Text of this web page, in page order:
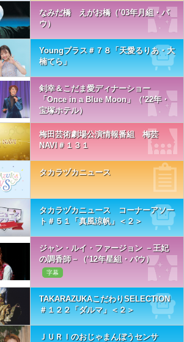
なみだ橋 えがお橋（’03年月組・バ
ウ）
Youngプラス＃７８「天愛るりあ・大
楠てら」
剣幸＆こだま愛ディナーショー
「Once in a Blue Moon」（’22年・
宝塚ホテル）
梅田芸術劇場公演情報番組 梅芸
NAVI＃１３１
タカラヅカニュース
タカラヅカニュース コーナーアソー
ト＃５１「真風涼帆」＜２＞
ジャン・ルイ・ファージョン －王妃
の調香師－（’12年星組・バウ）
字幕
TAKARAZUKAこだわりSELECTION
＃１２２「ダルマ」＜２＞
ＪＵＲＩのおじゃまんぼうセンサ